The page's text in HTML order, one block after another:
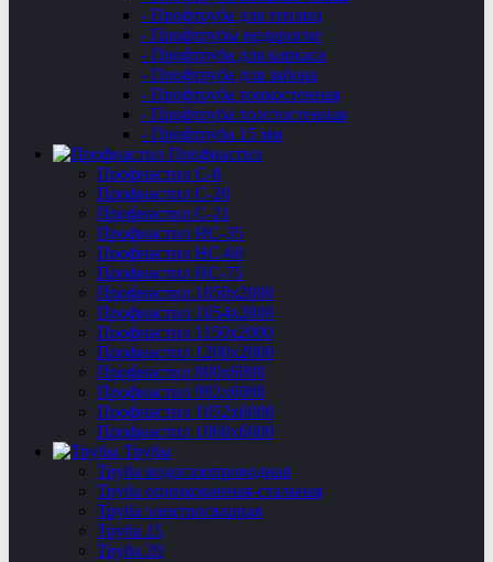
- Профтруба для теплиц
- Профтрубы недорогие
- Профтруба для каркаса
- Профтруба для забора
- Профтруба тонкостенная
- Профтруба толстостенная
- Профтруба 15 мм
Профнастил
Профнастил C-8
Профнастил С-20
Профнастил C-21
Профнастил НС-35
Профнастил НС-60
Профнастил НС-75
Профнастил 1050х2000
Профнастил 1054х2000
Профнастил 1150х2000
Профнастил 1200х2000
Профнастил 800х6000
Профнастил 902х6000
Профнастил 1052х6000
Профнастил 1060х6000
Трубы
Труба водогазопроводная
Труба оцинкованная-стальная
Труба электросварная
Труба 15
Труба 20